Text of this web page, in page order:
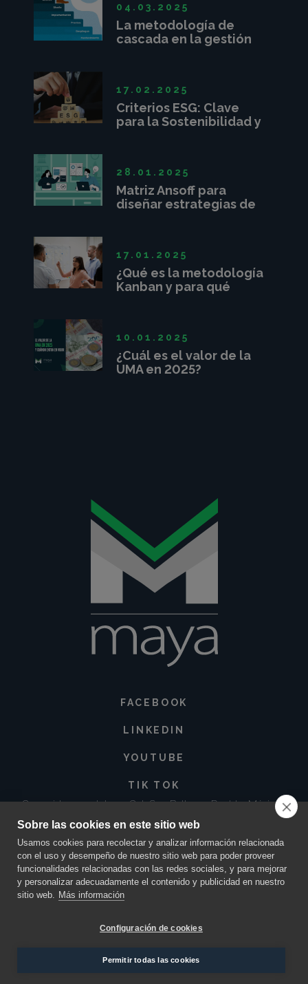
Sobre las cookies en este sitio web
Usamos cookies para recolectar y analizar información relacionada
con el uso y desempeño de nuestro sitio web para poder proveer
funcionalidades relacionadas con las redes sociales, y para mejorar
y personalizar adecuadamente el contenido y publicidad en nuestro
sitio web. Más información
Configuración de cookies
Permitir todas las cookies
La metodología de
cascada en la gestión
04.03.2025
Criterios ESG: Clave
para la Sostenibilidad y
17.02.2025
Matriz Ansoff para
diseñar estrategias de
28.01.2025
¿Qué es la metodología
Kanban y para qué
17.01.2025
¿Cuál es el valor de la
UMA en 2025?
10.01.2025
FACEBOOK
LINKEDIN
YOUTUBE
TIK TOK
Corregidora 213 Int. 3-3 Col. San Baltazar, Puebla. México •
72550
contacto@innovacionmaya.mx •249 163 2710
PORORANGE PEAR